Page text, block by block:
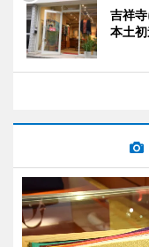
吉祥
本土